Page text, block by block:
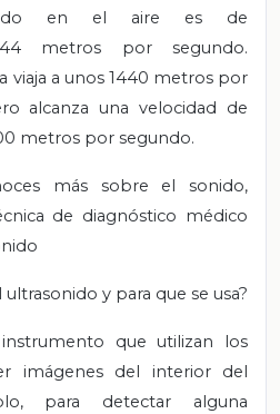
en el aire es de
metros por segundo.
viaja a unos 1440 metros por
alcanza una velocidad de
metros por segundo.
más sobre el sonido,
de diagnóstico médico
ultrasonido y para que se usa?
que utilizan los
imágenes del interior del
para detectar alguna